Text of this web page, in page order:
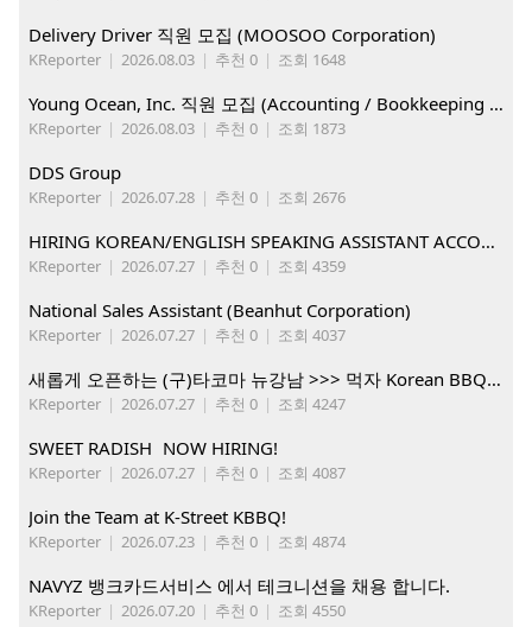
Delivery Driver 직원 모집 (MOOSOO Corporation)
KReporter | 2026.08.03 | 추천 0 | 조회 1648
Young Ocean, Inc. 직원 모집 (Accounting / Bookkeeping 분야)
KReporter | 2026.08.03 | 추천 0 | 조회 1873
DDS Group
KReporter | 2026.07.28 | 추천 0 | 조회 2676
HIRING KOREAN/ENGLISH SPEAKING ASSISTANT ACCOUNT MANAGER
KReporter | 2026.07.27 | 추천 0 | 조회 4359
National Sales Assistant (Beanhut Corporation)
KReporter | 2026.07.27 | 추천 0 | 조회 4037
새롭게 오픈하는 (구)타코마 뉴강남 >>> 먹자 Korean BBQ 구인중
KReporter | 2026.07.27 | 추천 0 | 조회 4247
SWEET RADISH NOW HIRING!
KReporter | 2026.07.27 | 추천 0 | 조회 4087
Join the Team at K-Street KBBQ!
KReporter | 2026.07.23 | 추천 0 | 조회 4874
NAVYZ 뱅크카드서비스 에서 테크니션을 채용 합니다.
KReporter | 2026.07.20 | 추천 0 | 조회 4550